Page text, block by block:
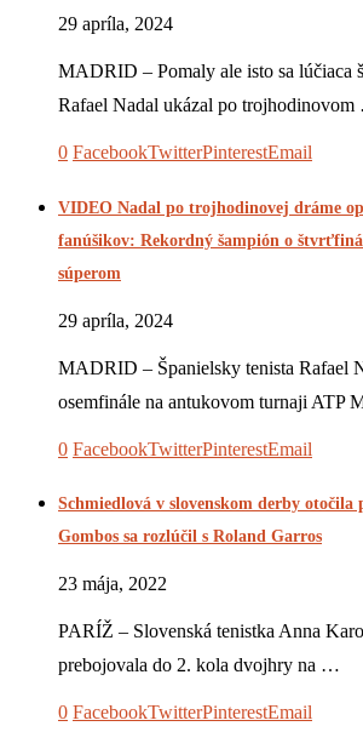
29 apríla, 2024
MADRID – Pomaly ale isto sa lúčiaca
Rafael Nadal ukázal po
0 FacebookTwitterPinterestEmail
VIDEO Nadal po trojhodinovej dráme
fanúšikov: Rekordný šampión o
súperom
29 apríla, 2024
MADRID – Španielsky tenista Rafael
osemfinále na antukovom turnaji ATP
0 FacebookTwitterPinterestEmail
Schmiedlová v slovenskom derby otočila
Gombos sa rozlúčil s Roland Garros
23 mája, 2022
PARÍŽ – Slovenská tenistka Anna
prebojovala do 2. kola dvojhry na …
0 FacebookTwitterPinterestEmail